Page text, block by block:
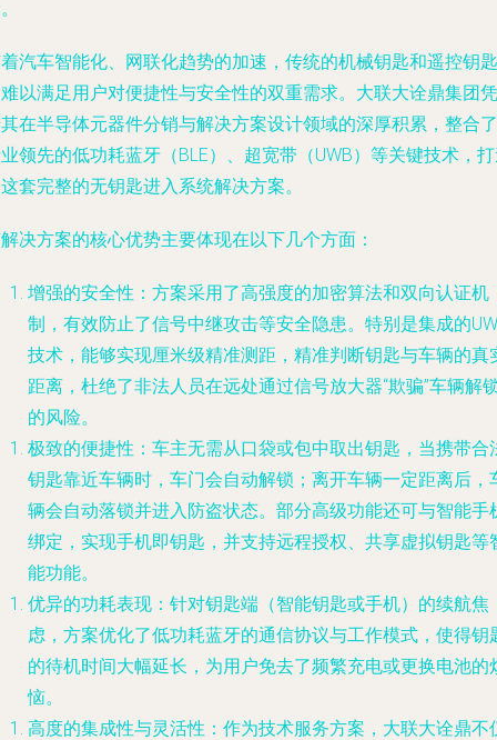
汽车智能化、网联化趋势的加速，传统的机械钥匙和遥控钥匙
以满足用户对便捷性与安全性的双重需求。大联大诠鼎集团凭
在半导体元器件分销与解决方案设计领域的深厚积累，整合了
领先的低功耗蓝牙（BLE）、超宽带（UWB）等关键技术，
套完整的无钥匙进入系统解决方案。
决方案的核心优势主要体现在以下几个方面：
增强的安全性 ：方案采用了高强度的加密算法和双向认证机
制，有效防止了信号中继攻击等安全隐患。特别是集成的
技术，能够实现厘米级精准测距，精准判断钥匙与车辆的真
距离，杜绝了非法人员在远处通过信号放大器“欺骗”车辆解
的风险。
极致的便捷性 ：车主无需从口袋或包中取出钥匙，当携带合
钥匙靠近车辆时，车门会自动解锁；离开车辆一定距离后，
辆会自动落锁并进入防盗状态。部分高级功能还可与智能手
绑定，实现手机即钥匙，并支持远程授权、共享虚拟钥匙等
能功能。
优异的功耗表现 ：针对钥匙端（智能钥匙或手机）的续航焦
虑，方案优化了低功耗蓝牙的通信协议与工作模式，使得钥
的待机时间大幅延长，为用户免去了频繁充电或更换电池的
恼。
高度的集成性与灵活性 ：作为技术服务方案，大联大诠鼎不